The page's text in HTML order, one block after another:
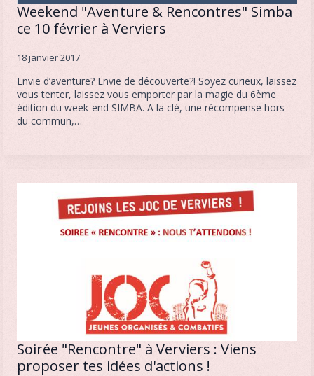
Weekend "Aventure & Rencontres" Simba
ce 10 février à Verviers
18 janvier 2017
Envie d’aventure? Envie de découverte?! Soyez curieux, laissez
vous tenter, laissez vous emporter par la magie du 6ème
édition du week-end SIMBA. A la clé, une récompense hors
du commun,…
Soirée "Rencontre" à Verviers : Viens
proposer tes idées d'actions !